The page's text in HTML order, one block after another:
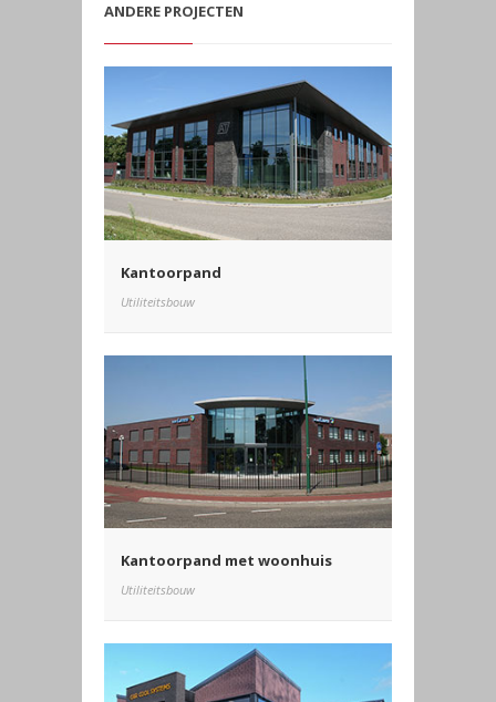
ANDERE PROJECTEN
Kantoorpand
Utiliteitsbouw
Kantoorpand met woonhuis
Utiliteitsbouw